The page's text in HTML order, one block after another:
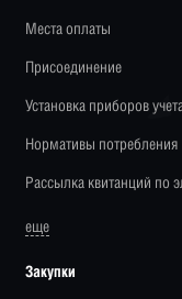
Места оплаты
Присоединение
Установка приборов
Нормативы потребления
Рассылка квитанций по
еще
Закупки